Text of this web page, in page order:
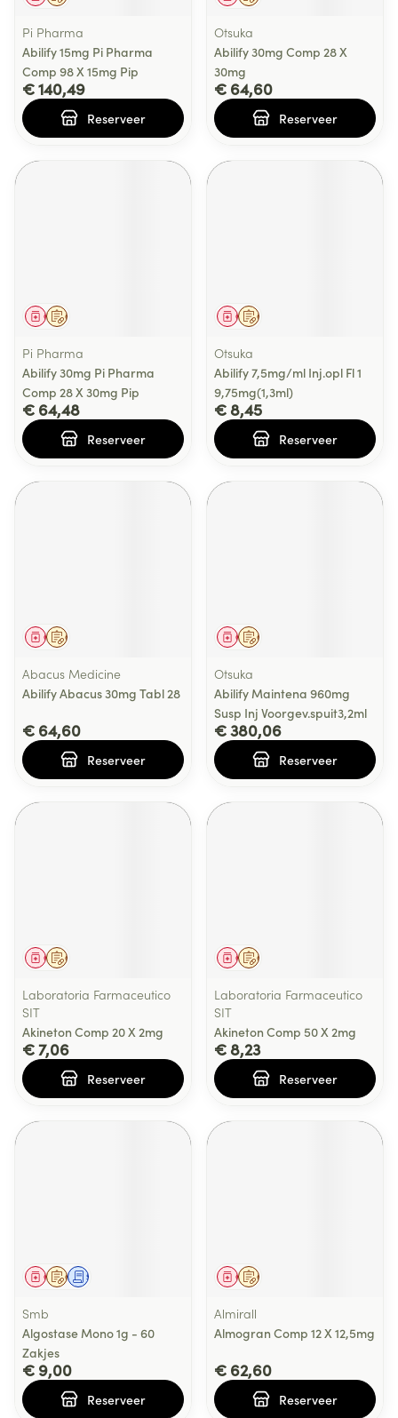
Pi Pharma
Abilify 15mg Pi Pharma
Comp 98 X 15mg Pip
€ 140,49
Reserveer
Otsuka
Abilify 30mg Comp 28 X
30mg
€ 64,60
Reserveer
Op voorschrift
Geneesmiddel
Pi Pharma
Abilify 30mg Pi Pharma
Comp 28 X 30mg Pip
€ 64,48
Reserveer
Op voorschrift
Geneesmiddel
Otsuka
Abilify 7,5mg/ml Inj.opl Fl 1
9,75mg(1,3ml)
€ 8,45
Reserveer
Op voorschrift
Geneesmiddel
Abacus Medicine
Abilify Abacus 30mg Tabl 28
€ 64,60
Reserveer
Op voorschrift
Geneesmiddel
Otsuka
Abilify Maintena 960mg
Susp Inj Voorgev.spuit3,2ml
€ 380,06
Reserveer
Op voorschrift
Geneesmiddel
Laboratoria Farmaceutico
SIT
Akineton Comp 20 X 2mg
€ 7,06
Reserveer
Op voorschrift
Geneesmiddel
Laboratoria Farmaceutico
SIT
Akineton Comp 50 X 2mg
€ 8,23
Reserveer
Op voorschrift
GeneesmiddelSchriftelijke aanvraag
Smb
Algostase Mono 1g - 60
Zakjes
€ 9,00
Reserveer
Op voorschrift
Geneesmiddel
Almirall
Almogran Comp 12 X 12,5mg
€ 62,60
Reserveer